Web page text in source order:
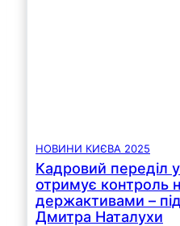
НОВИНИ КИЄВА 2025
Кадровий переділ
отримує контроль
держактивами –
Дмитра Наталухи